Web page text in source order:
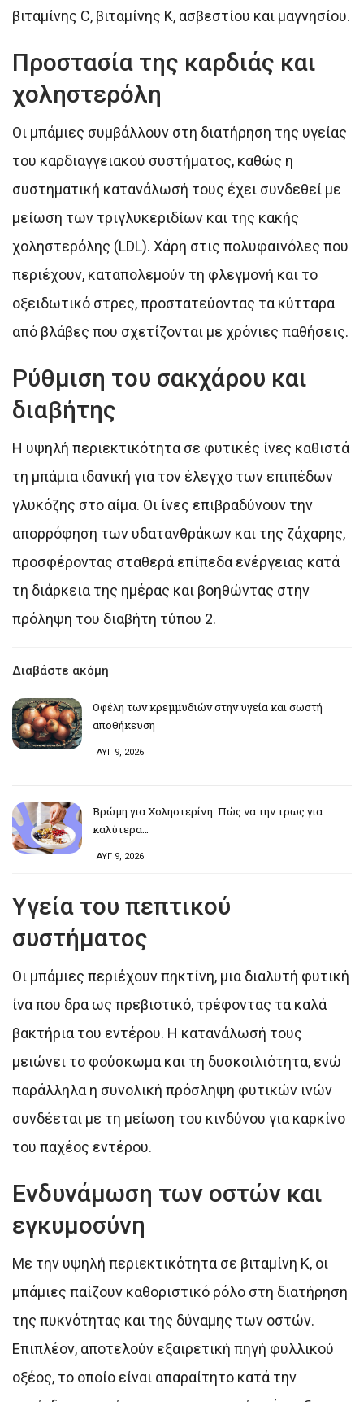
βιταμίνης C, βιταμίνης Κ, ασβεστίου και μαγνησίου.
Προστασία της καρδιάς και
χοληστερόλη
Οι μπάμιες συμβάλλουν στη διατήρηση της υγείας
του καρδιαγγειακού συστήματος, καθώς η
συστηματική κατανάλωσή τους έχει συνδεθεί με
μείωση των τριγλυκεριδίων και της κακής
χοληστερόλης (LDL). Χάρη στις πολυφαινόλες που
περιέχουν, καταπολεμούν τη φλεγμονή και το
οξειδωτικό στρες, προστατεύοντας τα κύτταρα
από βλάβες που σχετίζονται με χρόνιες παθήσεις.
Ρύθμιση του σακχάρου και
διαβήτης
Η υψηλή περιεκτικότητα σε φυτικές ίνες καθιστά
τη μπάμια ιδανική για τον έλεγχο των επιπέδων
γλυκόζης στο αίμα. Οι ίνες επιβραδύνουν την
απορρόφηση των υδατανθράκων και της ζάχαρης,
προσφέροντας σταθερά επίπεδα ενέργειας κατά
τη διάρκεια της ημέρας και βοηθώντας στην
πρόληψη του διαβήτη τύπου 2.
Διαβάστε ακόμη
Οφέλη των κρεμμυδιών στην υγεία και σωστή
αποθήκευση
ΑΥΓ 9, 2026
Βρώμη για Χοληστερίνη: Πώς να την τρως για
καλύτερα…
ΑΥΓ 9, 2026
Υγεία του πεπτικού
συστήματος
Οι μπάμιες περιέχουν πηκτίνη, μια διαλυτή φυτική
ίνα που δρα ως πρεβιοτικό, τρέφοντας τα καλά
βακτήρια του εντέρου. Η κατανάλωσή τους
μειώνει το φούσκωμα και τη δυσκοιλιότητα, ενώ
παράλληλα η συνολική πρόσληψη φυτικών ινών
συνδέεται με τη μείωση του κινδύνου για καρκίνο
του παχέος εντέρου.
Ενδυνάμωση των οστών και
εγκυμοσύνη
Με την υψηλή περιεκτικότητα σε βιταμίνη Κ, οι
μπάμιες παίζουν καθοριστικό ρόλο στη διατήρηση
της πυκνότητας και της δύναμης των οστών.
Επιπλέον, αποτελούν εξαιρετική πηγή φυλλικού
οξέος, το οποίο είναι απαραίτητο κατά την